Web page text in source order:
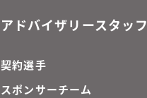
アドバイザリースタッフ
契約選手
スポンサーチーム